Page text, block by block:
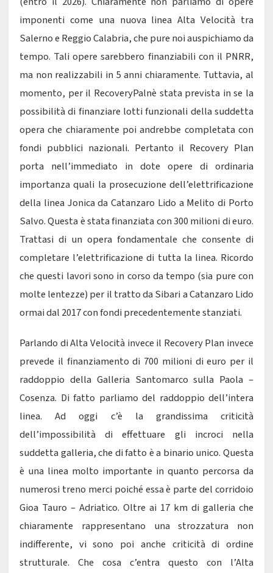
imponenti come una nuova linea Alta Velocità tra
Salerno e Reggio Calabria, che pure noi auspichiamo da
tempo. Tali opere sarebbero finanziabili con il PNRR,
ma non realizzabili in 5 anni chiaramente. Tuttavia, al
momento, per il RecoveryPalnè stata prevista in se la
possibilità di finanziare lotti funzionali della suddetta
opera che chiaramente poi andrebbe completata con
fondi pubblici nazionali. Pertanto il Recovery Plan
porta nell’immediato in dote opere di ordinaria
importanza quali la prosecuzione dell’elettrificazione
della linea Jonica da Catanzaro Lido a Melito di Porto
Salvo. Questa è stata finanziata con 300 milioni di euro.
Trattasi di un opera fondamentale che consente di
completare l’elettrificazione di tutta la linea. Ricordo
che questi lavori sono in corso da tempo (sia pure con
molte lentezze) per il tratto da Sibari a Catanzaro Lido
ormai dal 2017 con fondi precedentemente stanziati.
Parlando di Alta Velocità invece il Recovery Plan invece
prevede il finanziamento di 700 milioni di euro per il
raddoppio della Galleria Santomarco sulla Paola –
Cosenza. Di fatto parliamo del raddoppio dell’intera
linea. Ad oggi c’è la grandissima criticità
dell’impossibilità di effettuare gli incroci nella
suddetta galleria, che di fatto è a binario unico. Questa
è una linea molto importante in quanto percorsa da
numerosi treno merci poiché essa è parte del corridoio
Gioa Tauro – Adriatico. Oltre ai 17 km di galleria che
chiaramente rappresentano una strozzatura non
indifferente, vi sono poi anche criticità di ordine
strutturale. Che cosa c’entra questo con l’Alta